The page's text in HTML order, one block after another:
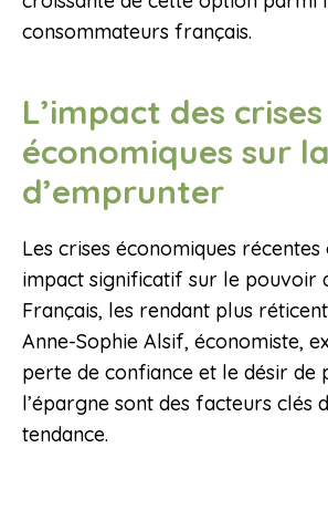
consommateurs français.
L’impact des crises
économiques sur
d’emprunter
Les crises économiques récentes
impact significatif sur le pouvoir
Français, les rendant plus
Anne-Sophie Alsif, économiste,
perte de confiance et le désir de
l’épargne sont des facteurs clés
tendance.